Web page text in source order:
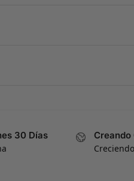
30 Días
Creando